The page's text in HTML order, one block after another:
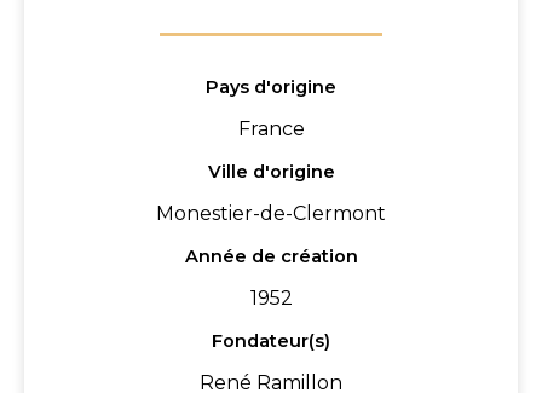
Pays d'origine
France
Ville d'origine
Monestier-de-Clermont
Année de création
1952
Fondateur(s)
René Ramillon